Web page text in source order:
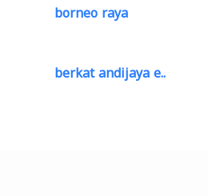
borneo raya
berkat andijaya e..